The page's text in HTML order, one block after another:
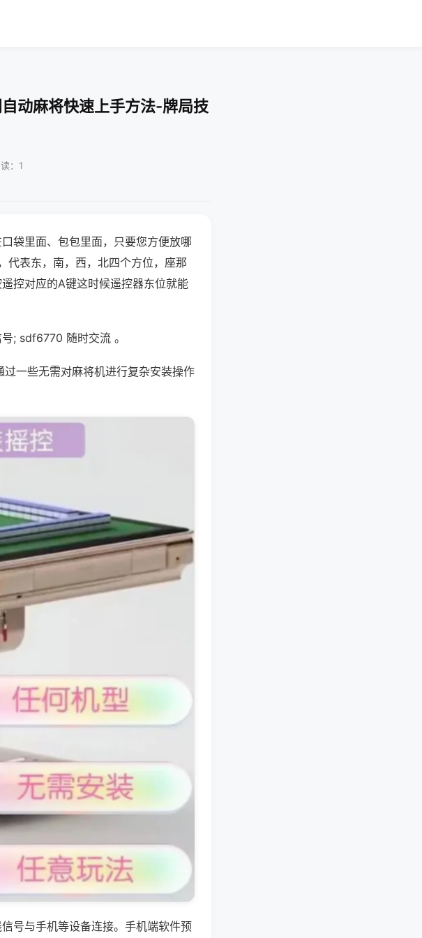
动麻将快速上手方法-牌局技
：1
袋里面、包包里面，只要您方便放哪
代表东，南，西，北四个方位，座那
控对应的A键这时候遥控器东位就能
; sdf6770 随时交流 。
一些无需对麻将机进行复杂安装操作
号与手机等设备连接。手机端软件预